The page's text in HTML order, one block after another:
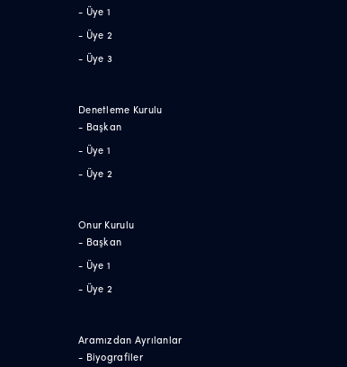
- Üye 1
- Üye 2
- Üye 3
Denetleme Kurulu
- Başkan
- Üye 1
- Üye 2
Onur Kurulu
- Başkan
- Üye 1
- Üye 2
Aramızdan Ayrılanlar
- Biyografiler